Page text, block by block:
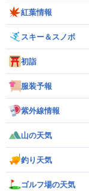
紅葉情報
スキー＆スノボ
初詣
服装予報
紫外線情報
山の天気
釣り天気
ゴルフ場の天気